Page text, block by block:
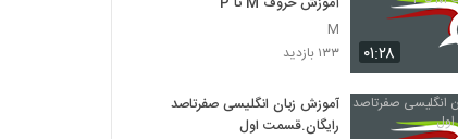
۰۱:۲۸
M
۱۳۳ بازدید
آموزش زبان انگلیسی صفرتاصد
رایگان.قسمت اول